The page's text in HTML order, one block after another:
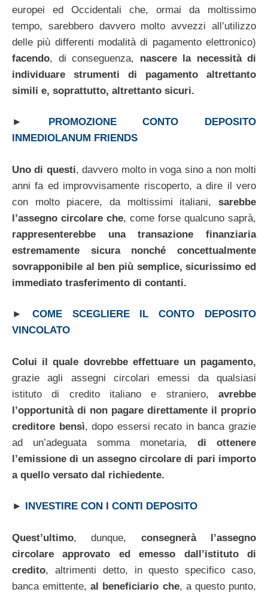
europei ed Occidentali che, ormai da moltissimo
tempo, sarebbero davvero molto avvezzi all’utilizzo
delle più differenti modalità di pagamento elettronico)
facendo, di conseguenza, nascere la necessità di
individuare strumenti di pagamento altrettanto
simili e, soprattutto, altrettanto sicuri.
►
PROMOZIONE CONTO DEPOSITO
INMEDIOLANUM FRIENDS
Uno di questi, davvero molto in voga sino a non molti
anni fa ed improvvisamente riscoperto, a dire il vero
con molto piacere, da moltissimi italiani, sarebbe
l’assegno circolare che, come forse qualcuno saprà,
rappresenterebbe una transazione finanziaria
estremamente sicura nonché concettualmente
sovrapponibile al ben più semplice, sicurissimo ed
immediato trasferimento di contanti.
► COME SCEGLIERE IL CONTO DEPOSITO
VINCOLATO
Colui il quale dovrebbe effettuare un pagamento,
grazie agli assegni circolari emessi da qualsiasi
istituto di credito italiano e straniero, avrebbe
l’opportunità di non pagare direttamente il proprio
creditore bensì, dopo essersi recato in banca grazie
ad un’adeguata somma monetaria, di ottenere
l’emissione di un assegno circolare di pari importo
a quello versato dal richiedente.
► INVESTIRE CON I CONTI DEPOSITO
Quest’ultimo, dunque, consegnerà l’assegno
circolare approvato ed emesso dall’istituto di
credito, altrimenti detto, in questo specifico caso,
banca emittente,al beneficiario che, a questo punto,